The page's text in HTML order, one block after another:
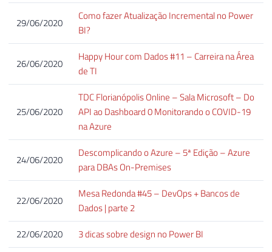
29/06/2020
Como fazer Atualização Incremental no Power
BI?
26/06/2020
Happy Hour com Dados #11 – Carreira na Área
de TI
25/06/2020
TDC Florianópolis Online – Sala Microsoft – Do
API ao Dashboard 0 Monitorando o COVID-19
na Azure
24/06/2020
Descomplicando o Azure – 5ª Edição – Azure
para DBAs On-Premises
22/06/2020
Mesa Redonda #45 – DevOps + Bancos de
Dados | parte 2
22/06/2020
3 dicas sobre design no Power BI